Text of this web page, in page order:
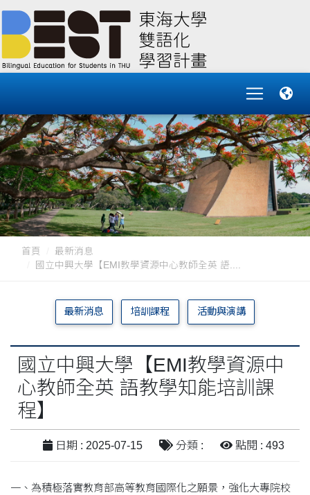
首頁
最新消息
國立中興大學【EMI教學資源中心教師全英 語....
最新消息 培訓課程 活動與演講
國立中興大學【EMI教學資源中
心教師全英 語教學知能培訓課
程】
日期 : 2025-07-15 分類 : 點閱 : 493
一、為積極落實教育部高等教育國際化之願景，強化大專院校